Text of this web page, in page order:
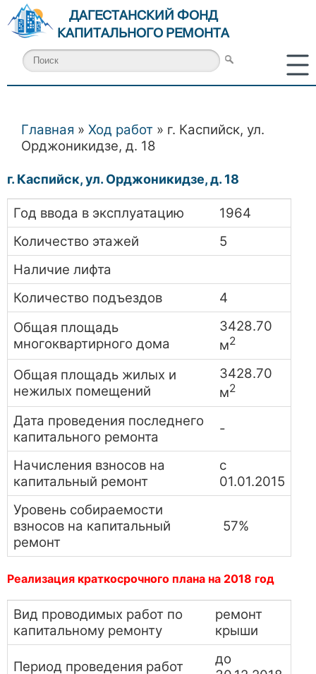
ДАГЕСТАНСКИЙ ФОНД
КАПИТАЛЬНОГО РЕМОНТА
Вы здесь
Главная » Ход работ » г. Каспийск, ул.
Орджоникидзе, д. 18
г. Каспийск, ул. Орджоникидзе, д. 18
Год ввода в эксплуатацию
1964
Количество этажей
5
Наличие лифта
Количество подъездов
4
Общая площадь
многоквартирного дома
3428.70
м2
Общая площадь жилых и
нежилых помещений
3428.70
м2
Дата проведения последнего
капитального ремонта
-
Начисления взносов на
капитальный ремонт
с
01.01.2015
Уровень собираемости
взносов на капитальный
ремонт
57%
Реализация краткосрочного плана на 2018 год
Вид проводимых работ по
капитальному ремонту
ремонт
крыши
Период проведения работ
до